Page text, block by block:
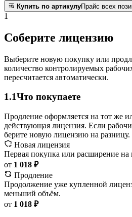
Купить по артикулуПрайс всех
1
Соберите лицензию
Выберите новую покупку или
количество контролируемых
пересчитается автоматически.
1.1Что покупаете
Продление оформляется на тот же
действующая лицензия. Если
берите новую лицензию на разницу.
Новая лицензия
Первая покупка или расширение на
от 1 018 ₽
Продление
Продолжение уже купленной
меньший объём.
от 1 018 ₽